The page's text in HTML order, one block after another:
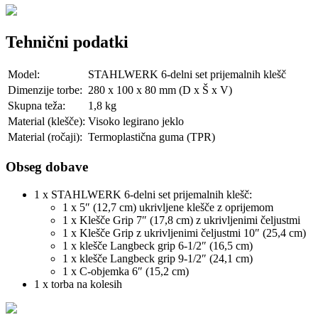
Tehnični podatki
Model:
STAHLWERK 6-delni set prijemalnih klešč
Dimenzije torbe: 280 x 100 x 80 mm (D x Š x V)
Skupna teža:
1,8 kg
Material (klešče): Visoko legirano jeklo
Material (ročaji): Termoplastična guma (TPR)
Obseg dobave
1 x STAHLWERK 6-delni set prijemalnih klešč:
1 x 5″ (12,7 cm) ukrivljene klešče z oprijemom
1 x Klešče Grip 7″ (17,8 cm) z ukrivljenimi čeljustmi
1 x Klešče Grip z ukrivljenimi čeljustmi 10″ (25,4 cm)
1 x klešče Langbeck grip 6-1/2″ (16,5 cm)
1 x klešče Langbeck grip 9-1/2″ (24,1 cm)
1 x C-objemka 6″ (15,2 cm)
1 x torba na kolesih